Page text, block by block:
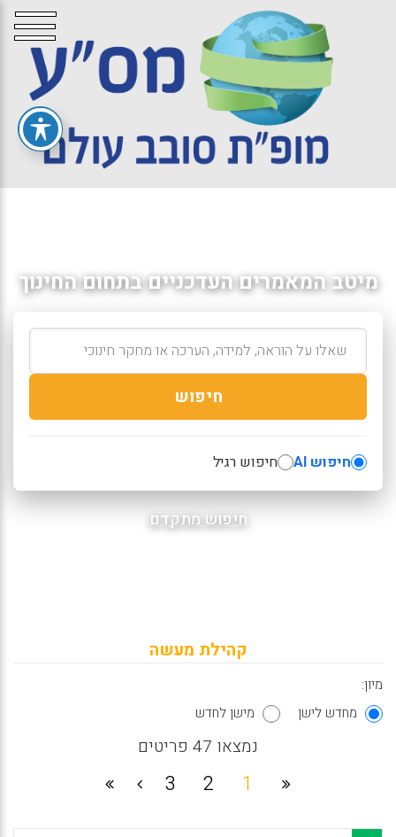
מיטב המאמרים העדכניים בתחום החינוך
חיפוש
חיפוש AI חיפוש רגיל
חיפוש מתקדם
קהילת מעשה
מיון:
מחדש לישן
מישן לחדש
נמצאו 47 פריטים
1
2
3